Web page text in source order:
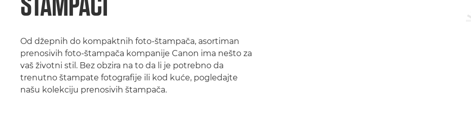
Od džepnih do kompaktnih foto-štampača, asortiman
prenosivih foto-štampača kompanije Canon ima nešto za
vaš životni stil. Bez obzira na to da li je potrebno da
trenutno štampate fotografije ili kod kuće, pogledajte
našu kolekciju prenosivih štampača.